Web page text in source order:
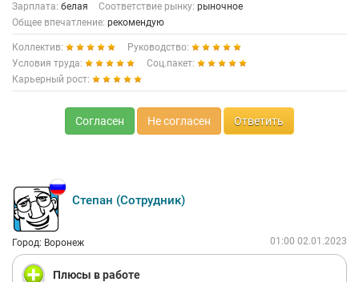
Зарплата: белая Соответствие рынку: рыночное
Общее впечатление: рекомендую
Коллектив:
Руководство:
Условия труда:
Соц.пакет:
Карьерный рост:
Согласен Не согласен Ответить
Степан (Сотрудник)
Город: Воронеж 01:00 02.01.2023
Плюсы в работе